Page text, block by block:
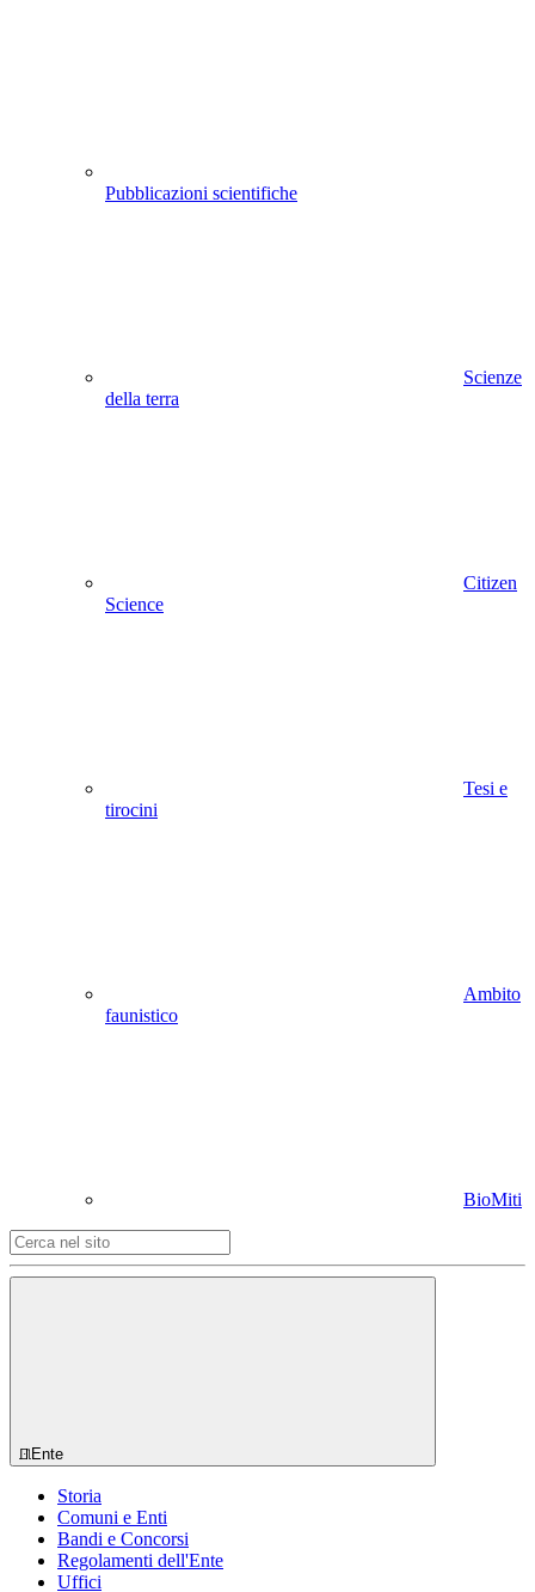
Pubblicazioni scientifiche
Scienze
della terra
Citizen
Science
Tesi e
tirocini
Ambito
faunistico
BioMiti
Ente
Storia
Comuni e Enti
Bandi e Concorsi
Regolamenti dell'Ente
Uffici